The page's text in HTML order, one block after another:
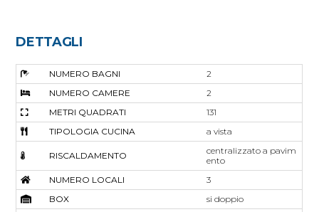
DETTAGLI
NUMERO BAGNI
2
NUMERO CAMERE
2
METRI QUADRATI
131
TIPOLOGIA CUCINA
a vista
RISCALDAMENTO
centralizzato a pavim
ento
NUMERO LOCALI
3
BOX
si doppio